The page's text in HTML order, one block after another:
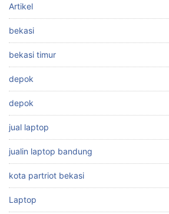
Artikel
bekasi
bekasi timur
depok
depok
jual laptop
jualin laptop bandung
kota partriot bekasi
Laptop